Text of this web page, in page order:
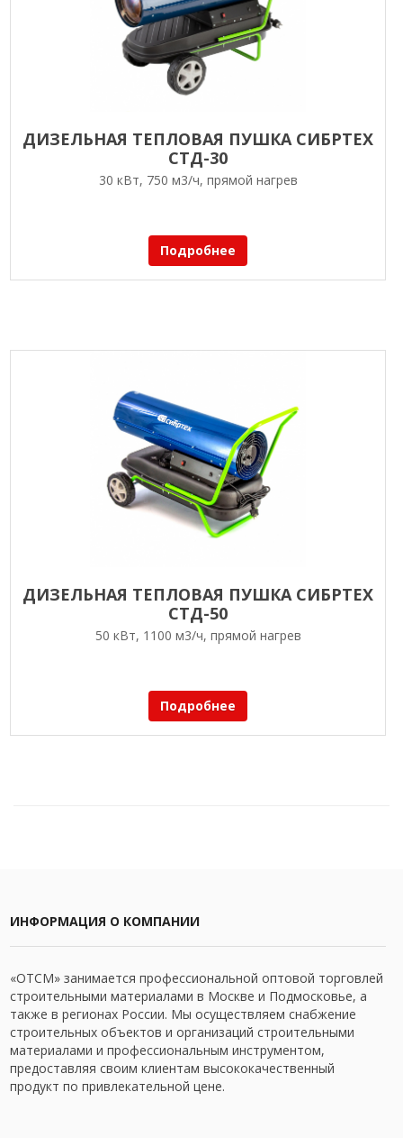
ДИЗЕЛЬНАЯ ТЕПЛОВАЯ ПУШКА СИБРТЕХ
СТД-30
30 кВт, 750 м3/ч, прямой нагрев
Подробнее
ДИЗЕЛЬНАЯ ТЕПЛОВАЯ ПУШКА СИБРТЕХ
СТД-50
50 кВт, 1100 м3/ч, прямой нагрев
Подробнее
ИНФОРМАЦИЯ О КОМПАНИИ
«ОТСМ» занимается профессиональной оптовой торговлей
строительными материалами в Москве и Подмосковье, а
также в регионах России. Мы осуществляем снабжение
строительных объектов и организаций строительными
материалами и профессиональным инструментом,
предоставляя своим клиентам высококачественный
продукт по привлекательной цене.